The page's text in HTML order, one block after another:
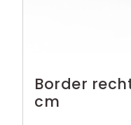
Border
cm